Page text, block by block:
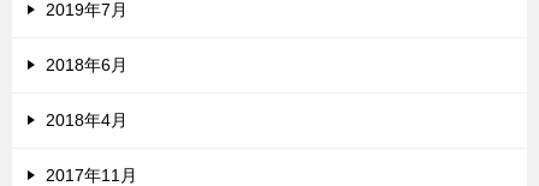
2019年7月
2018年6月
2018年4月
2017年11月